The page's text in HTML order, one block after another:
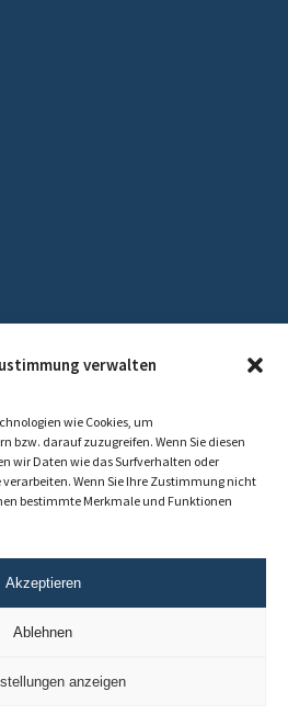
verwalten
wie Cookies, um
bzw. darauf zuzugreifen. Wenn Sie diesen
wir Daten wie das Surfverhalten oder
verarbeiten. Wenn Sie Ihre Zustimmung nicht
bestimmte Merkmale und Funktionen
Akzeptieren
Ablehnen
anzeigen